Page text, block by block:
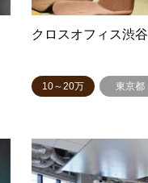
クロスオフィス渋谷
10～20万 東京都